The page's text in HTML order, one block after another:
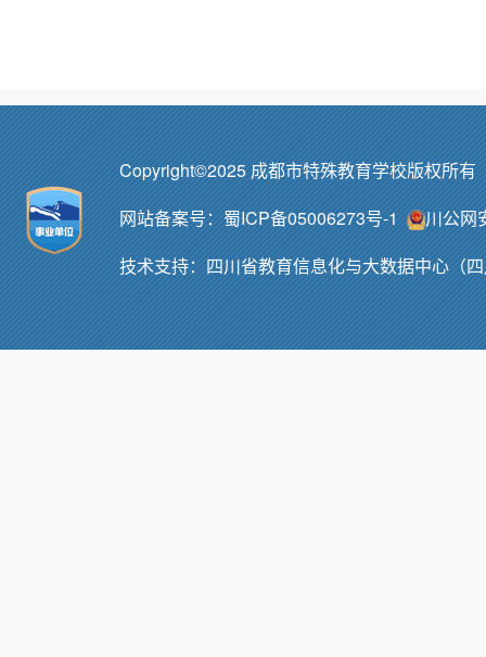
Copyright©2025 成都市特殊教育学校版权所
网站备案号： 蜀ICP备05006273号-1
川公网
技术支持： 四川省教育信息化与大数据中心（